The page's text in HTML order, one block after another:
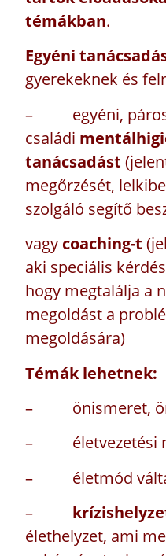
témákban.
Egyéni
gyerekeknek és
– egyéni,
családi
tanácsadást
megőrzését,
szolgáló segítő
vagycoaching-t
aki speciális
hogy megtalálja a
megoldást a
megoldására)
Témák lehetnek:
– önismeret,
– életvezetési
– életmód
–
élethelyzet, ami